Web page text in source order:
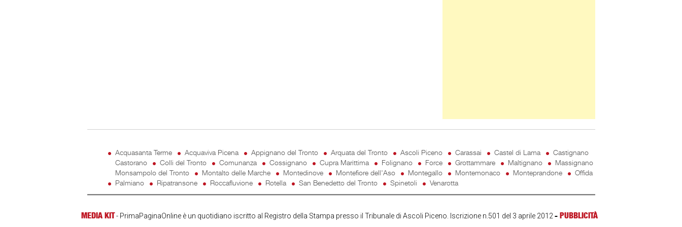
Acquasanta Terme Acquaviva Picena Appignano del Tronto Arquata del Tronto Ascoli Piceno Carassai Castel di Lama
Castignano
Castorano
Colli del Tronto Comunanza Cossignano Cupra Marittima Folignano Force Grottammare Maltignano
Massignano
Monsampolo del Tronto
Montalto delle Marche Montedinove Montefiore dell'Aso Montegallo Montemonaco Monteprandone
Offida
Palmiano
Ripatransone Roccafluvione Rotella San Benedetto del Tronto Spinetoli Venarotta
MEDIA KIT- PrimaPaginaOnline è un quotidiano iscritto al Registro della Stampa presso il Tribunale di Ascoli Piceno. Iscrizione n.501 del 3 aprile 2012- PUBBLICITÀ